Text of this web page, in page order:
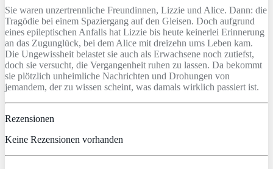
Sie waren unzertrennliche Freundinnen, Lizzie und Alice. Dann: die
Tragödie bei einem Spaziergang auf den Gleisen. Doch aufgrund
eines epileptischen Anfalls hat Lizzie bis heute keinerlei Erinnerung
an das Zugunglück, bei dem Alice mit dreizehn ums Leben kam.
Die Ungewissheit belastet sie auch als Erwachsene noch zutiefst,
doch sie versucht, die Vergangenheit ruhen zu lassen. Da bekommt
sie plötzlich unheimliche Nachrichten und Drohungen von
jemandem, der zu wissen scheint, was damals wirklich passiert ist.
Rezensionen
Keine Rezensionen vorhanden